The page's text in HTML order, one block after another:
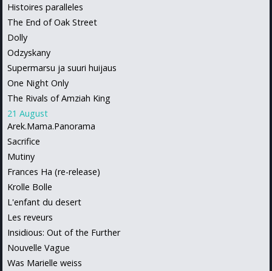
Histoires paralleles
The End of Oak Street
Dolly
Odzyskany
Supermarsu ja suuri huijaus
One Night Only
The Rivals of Amziah King
21 August
Arek.Mama.Panorama
Sacrifice
Mutiny
Frances Ha (re-release)
Krolle Bolle
L'enfant du desert
Les reveurs
Insidious: Out of the Further
Nouvelle Vague
Was Marielle weiss